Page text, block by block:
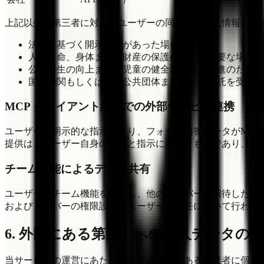
上記以外の第三者に対し、ユーザーの同意なく個人情報を
法令に基づく開示請求があった場合
人の生命、身体または財産の保護のために必要な場合
公衆衛生の向上または児童の健全な育成の推進のため
国の機関もしくは地方公共団体またはその委託を受け
MCP クライアント経由での外部サービス連携
ユーザーの明示的な指示により、フォーム回答データが
提供は、ユーザー自身の判断と指示に基づくものであり、
チーム機能によるデータ共有
ユーザーがチーム機能を利用し、他のメンバーを招待した
およびメンバーの権限設定はユーザーの責任において行われ
6. 外国にある第三者への個人データの
当サービスの運営にあたり、以下の外国にある事業者に個